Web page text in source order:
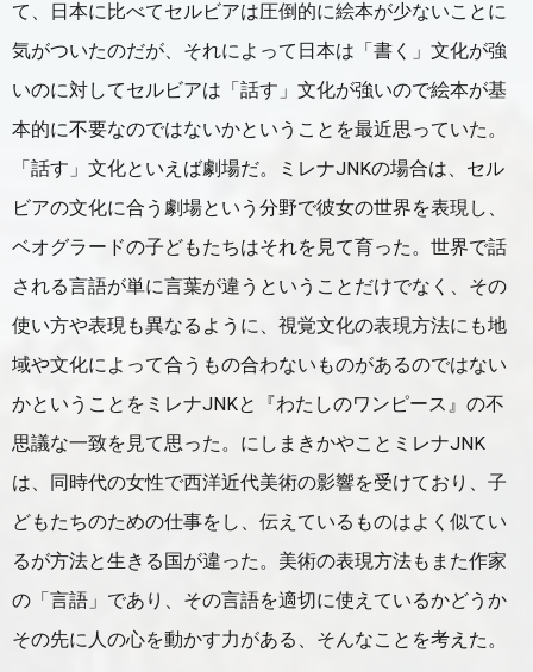
て、日本に比べてセルビアは圧倒的に絵本が少ないことに
気がついたのだが、それによって日本は「書く」文化が強
いのに対してセルビアは「話す」文化が強いので絵本が基
本的に不要なのではないかということを最近思っていた。
「話す」文化といえば劇場だ。ミレナJNKの場合は、セル
ビアの文化に合う劇場という分野で彼女の世界を表現し、
ベオグラードの子どもたちはそれを見て育った。世界で話
される言語が単に言葉が違うということだけでなく、その
使い方や表現も異なるように、視覚文化の表現方法にも地
域や文化によって合うもの合わないものがあるのではない
かということをミレナJNKと『わたしのワンピース』の不
思議な一致を見て思った。にしまきかやことミレナJNK
は、同時代の女性で西洋近代美術の影響を受けており、子
どもたちのための仕事をし、伝えているものはよく似てい
るが方法と生きる国が違った。美術の表現方法もまた作家
の「言語」であり、その言語を適切に使えているかどうか
その先に人の心を動かす力がある、そんなことを考えた。